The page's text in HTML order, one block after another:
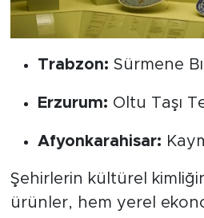
Trabzon: Sürmene
Erzurum: Oltu Taşı
Afyonkarahisar:
Şehirlerin kültürel
ürünler, hem yerel